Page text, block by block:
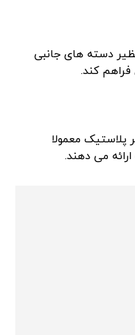
دسته های جانبی
کند.
پلاستیک معمولا
می دهند.